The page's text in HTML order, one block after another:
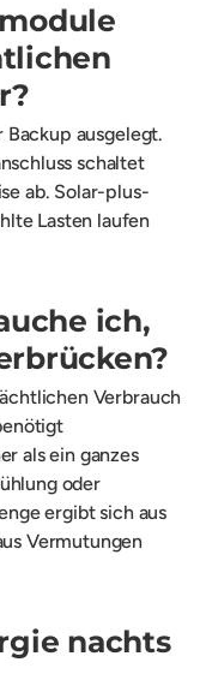
Backup ausgelegt.
schaltet
ab. Solar-plus-
Lasten laufen
ich,
Verbrauch
als ein ganzes
oder
ergibt sich aus
Vermutungen
nachts